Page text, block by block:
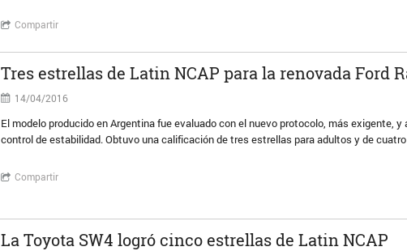
Compartir
Tres estrellas de Latin NCAP para la renovada Ford
14/04/2016
El modelo producido en Argentina fue evaluado con el nuevo protocolo, más exigente,
control de estabilidad. Obtuvo una calificación de tres estrellas para adultos y de
Compartir
La Toyota SW4 logró cinco estrellas de Latin NCAP